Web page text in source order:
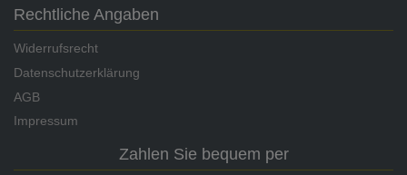
Rechtliche Angaben
Widerrufsrecht
Datenschutzerklärung
AGB
Impressum
Zahlen Sie bequem per